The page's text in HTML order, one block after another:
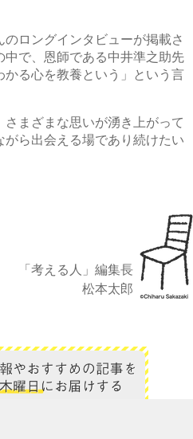
ロングインタビューが掲載さ
で、恩師である中井準之助先
る心を教養という」という言
まざまな思いが湧き上がって
がら出会える場であり続けたい
「考える人」編集長
松本太郎